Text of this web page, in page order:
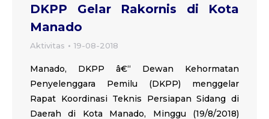
DKPP Gelar Rakornis di Kota
Manado
Aktivitas 19-08-2018
Manado, DKPP â€“ Dewan Kehormatan
Penyelenggara Pemilu (DKPP) menggelar
Rapat Koordinasi Teknis Persiapan Sidang di
Daerah di Kota Manado, Minggu (19/8/2018)